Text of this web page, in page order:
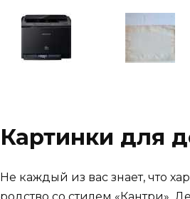
Картинки для
Не каждый из вас знает, что
родство со стилем «Кантри».